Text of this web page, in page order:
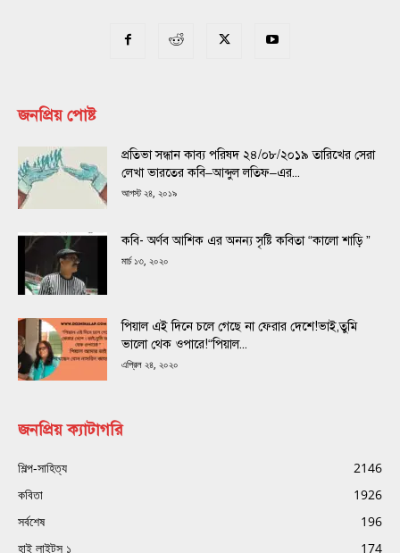
জনপ্রিয় পোষ্ট
প্রতিভা সন্ধান কাব্য পরিষদ ২৪/০৮/২০১৯ তারিখের সেরা
লেখা ভারতের কবি–আব্দুল লতিফ–এর...
আগস্ট ২৪, ২০১৯
কবি- অর্ণব আশিক এর অনন্য সৃষ্টি কবিতা “কালো শাড়ি ”
মার্চ ১৩, ২০২০
পিয়াল এই দিনে চলে গেছে না ফেরার দেশে!ভাই,তুমি
ভালো থেক ওপারে!“পিয়াল...
এপ্রিল ২৪, ২০২০
জনপ্রিয় ক্যাটাগরি
শিল্প-সাহিত্য
2146
কবিতা
1926
সর্বশেষ
196
হাই লাইটস ১
174